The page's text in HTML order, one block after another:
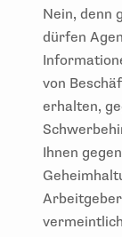
Nein, denn
dürfen
von
erhalten,
Ihnen